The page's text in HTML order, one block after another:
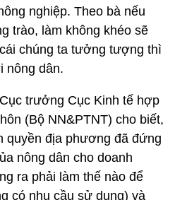
nghiệp. Theo bà nếu
trào, làm không khéo sẽ
chúng ta tưởng tượng thì
nông dân.
trưởng Cục Kinh tế hợp
(Bộ NN&PTNT) cho biết,
quyền địa phương đã đứng
nông dân cho doanh
ra phải làm thế nào để
có nhu cầu sử dụng) và